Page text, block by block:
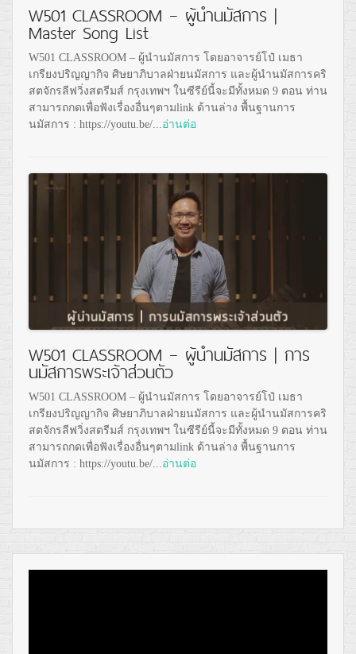
W501 CLASSROOM – ผู้นำนมัสการ |
Master Song List
W501 CLASSROOM – ผู้นำนมัสการ โดยอาจารย์โป๋ เมธา
เกรียงปริญญากิจ ศิษยาภิบาลฝ่ายนมัสการ และผู้นำนมัสการคริ
สตจักรลีฟวิ่งสตรีมส์ กรุงเทพฯ ในซีรีย์นี้จะมีทั้งหมด 9 ตอน ท่าน
สามารถกดเพื่อฟังเรื่องอื่นๆตามlink ด้านล่าง พื้นฐานการ
นมัสการ : https://youtu.be/... อ่านต่อ
W501 CLASSROOM – ผู้นำนมัสการ | การ
นมัสการพระเจ้าส่วนตัว
W501 CLASSROOM – ผู้นำนมัสการ โดยอาจารย์โป๋ เมธา
เกรียงปริญญากิจ ศิษยาภิบาลฝ่ายนมัสการ และผู้นำนมัสการคริ
สตจักรลีฟวิ่งสตรีมส์ กรุงเทพฯ ในซีรีย์นี้จะมีทั้งหมด 9 ตอน ท่าน
สามารถกดเพื่อฟังเรื่องอื่นๆตามlink ด้านล่าง พื้นฐานการ
นมัสการ : https://youtu.be/... อ่านต่อ